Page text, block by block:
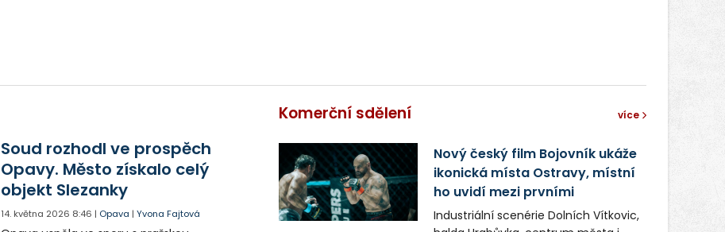
Soud rozhodl ve prospěch
Opavy. Město získalo celý
objekt Slezanky
14. května 2026 8:46 | Opava |Yvona Fajtová
Komerční sdělení více
Nový český film Bojovník ukáže
ikonická místa Ostravy, místní
ho uvidí mezi prvními
Industriální scenérie Dolních Vítkovic,